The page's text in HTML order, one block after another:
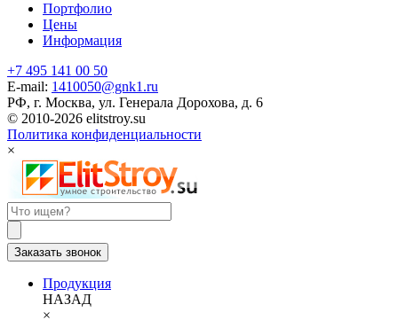
Портфолио
Цены
Информация
+7 495 141 00 50
E-mail: 1410050@gnk1.ru
РФ, г. Москва, ул. Генерала Дорохова, д. 6
© 2010-2026 elitstroy.su
Политика конфиденциальности
×
Заказать звонок
Продукция
НАЗАД
×